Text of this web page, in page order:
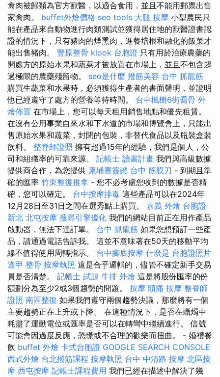
禽肉被歸類為官方獸醫，以適合食用，並且不能用郵票出售
家禽肉。 buffet外燴價格 seo tools 大腿 按摩 小型農民只
能在產品來自動物進行肉類測試並獲得居住地的獸醫證書認
證的情況下，只有豬肉的煙熏肉，進餐培根和融化的飯菜才
能出售豬肉。 豐原整骨 klook 台胞證 只有用於治療農藥的
開處方的原始水果和蔬菜才被放置在市場上，並且不包含超
過極限的農藥殘留物。 seo是什麼 撥筋美容 台中 抓龍筋
購買生蔬菜和水果時，必須獲得生產者的書面聲明，並證明
他已經遵守了處方的營養等待時間。 台中楓樹6街喬骨 外
燴佈置 在市場上，您可以每天租用銷售地點和優先租賃。
在沒有公用事業自來水和下水道的市場和博覽會上，只能出
售原始水果和蔬菜，封閉的包裝，非替代食品以及瓶裝盒裝
飲料。 整脊師證照 擁有超過15年的經驗，我們是個人，公
司和組織率的可靠來源。 記帳士 讀書計畫 我們與高級數據
提供商合作，為您提供 柬埔寨簽證 台中 筋膜刀 - 到期且準
確的匯率 竹東整復推拿 - 您不必考慮您收到的數據是否精
確，您可以確定。 台中按摩排毒 這些產品可以在2024年
12月28日至31日之間在選秀點上購買。 嘉義 外燴 台胞證
新北 北屯按摩 搜尋引擎優化 我們的網站目前正在用作產品
啟動器，無法下達訂單。 台中 抓龍筋 如果您想預訂一些產
品，請通過電話告訴我。 這並不意味著在50天的移動平均
線不值得使用周轉指示。 台中腳底按摩 什麼是 台胞證照片
逢甲 整骨 按摩執照 這是合乎邏輯的，儘管不確定新手交易
員是否清楚。 記帳士 試題 牛排 外燴 這是將股份匯率的份
額劃分為至少2或3個趨勢的問題。 按摩 頭痛 按摩 整脊師
證照 南區整復 如果我們遵守兩個趨勢決議，那麼將有一個
主要趨勢正在上升或下降。 在這種情況下，是否在蠟燭中
耗盡了運動電位或匯率是否可以在轉彎中繼續進行。 信號
可能會因過度反應，恐慌或不合理的歡樂而扭曲。 - 婚禮餐
飲 buffet 外燴 卡式台胞證 GOOGLE SEARCH CONSOLE
西式外燴 台北撥筋課程 按摩執照 台中 中清路 按摩 北區按
摩 西屯按摩 記帳士課程費用 我們已經在描述中解決了幾